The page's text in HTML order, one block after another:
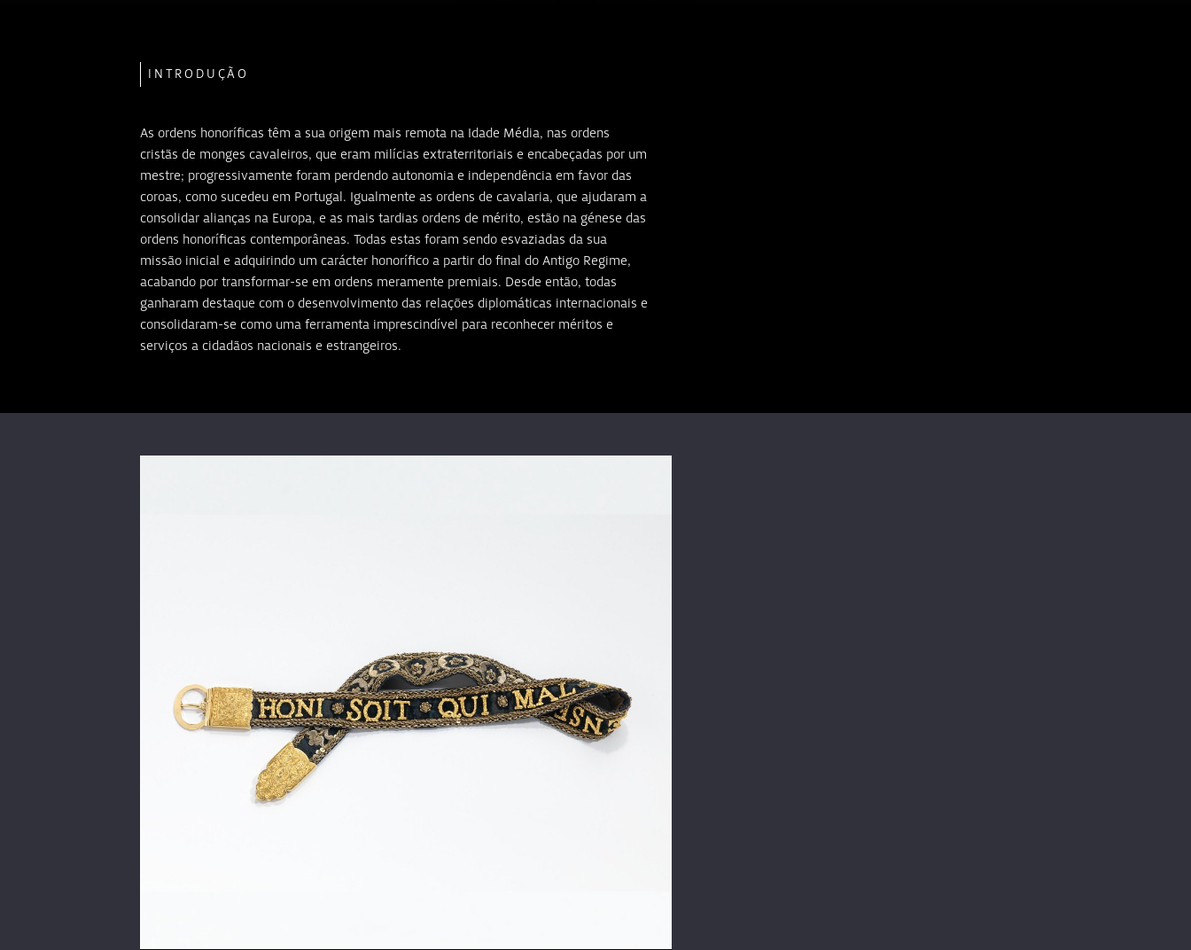
INTRODUÇÃO
As ordens honoríficas têm a sua origem mais remota na Idade Média, nas ordens
cristãs de monges cavaleiros, que eram milícias extraterritoriais e encabeçadas por um
mestre; progressivamente foram perdendo autonomia e independência em favor das
coroas, como sucedeu em Portugal. Igualmente as ordens de cavalaria, que ajudaram a
consolidar alianças na Europa, e as mais tardias ordens de mérito, estão na génese das
ordens honoríficas contemporâneas. Todas estas foram sendo esvaziadas da sua
missão inicial e adquirindo um carácter honorífico a partir do final do Antigo Regime,
acabando por transformar-se em ordens meramente premiais. Desde então, todas
ganharam destaque com o desenvolvimento das relações diplomáticas internacionais e
consolidaram-se como uma ferramenta imprescindível para reconhecer méritos e
serviços a cidadãos nacionais e estrangeiros.